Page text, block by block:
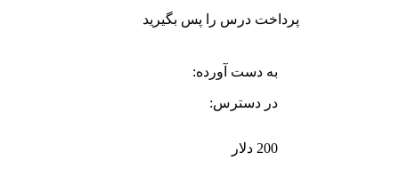
پرداخت درس را پس بگیرید
به دست آورده:
در دسترس:
200 دلار